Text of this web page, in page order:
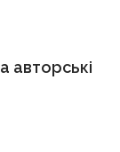
авторські